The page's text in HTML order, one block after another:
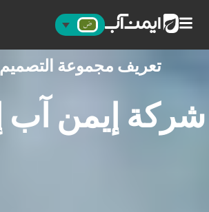
تعريف مجموعة التصميم
شركة إيمن آب